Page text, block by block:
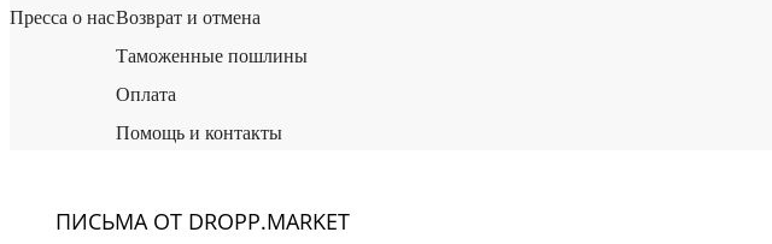
Пресса о насВозврат и отмена
Таможенные пошлины
Оплата
Помощь и контакты
ПИСЬМА ОТ DROPP.MARKET